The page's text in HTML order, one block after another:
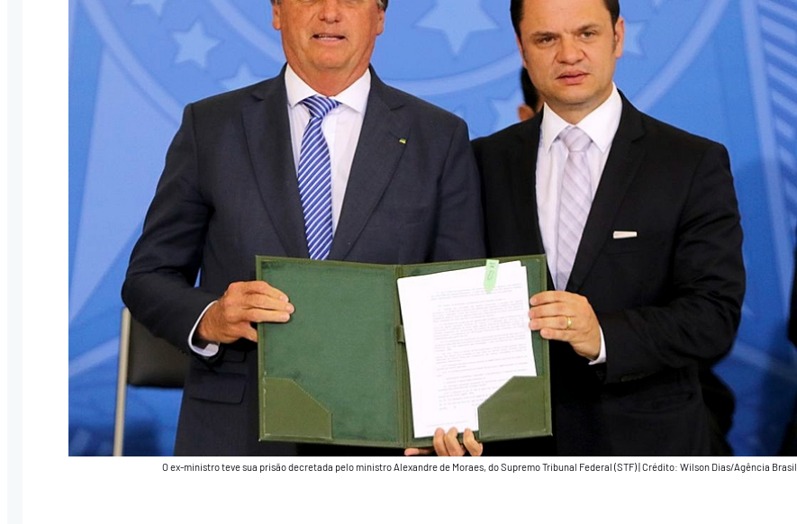
O ex-ministro teve sua prisão decretada pelo ministro Alexandre de Moraes, do Supremo Tribunal Federal (STF) Crédito: Wilson Dias/Agência Brasil